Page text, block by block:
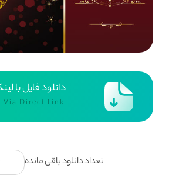
دانلود فایل با
Via Direct Link
تعداد دانلود باقی مانده